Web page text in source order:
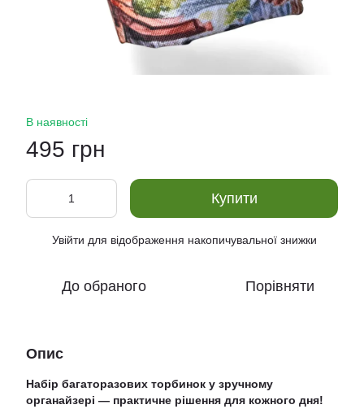
В наявності
495 грн
Купити
Увійти для відображення накопичувальної знижки
До обраного Порівняти
Опис
Набір багаторазових торбинок у зручному
органайзері — практичне рішення для кожного дня!